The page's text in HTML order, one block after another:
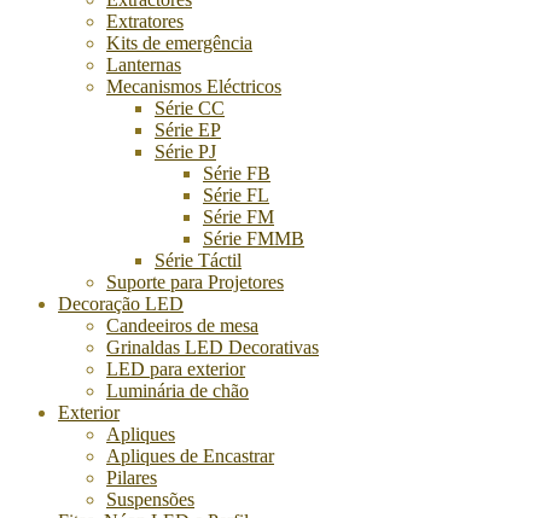
Extratores
Kits de emergência
Lanternas
Mecanismos Eléctricos
Série CC
Série EP
Série PJ
Série FB
Série FL
Série FM
Série FMMB
Série Táctil
Suporte para Projetores
Decoração LED
Candeeiros de mesa
Grinaldas LED Decorativas
LED para exterior
Luminária de chão
Exterior
Apliques
Apliques de Encastrar
Pilares
Suspensões